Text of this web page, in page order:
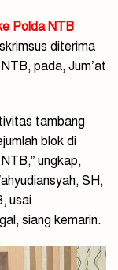
Polda NTB
diterima
pada, Jum’at
tambang
blok di
ungkap,
SH,
usai
siang kemarin.